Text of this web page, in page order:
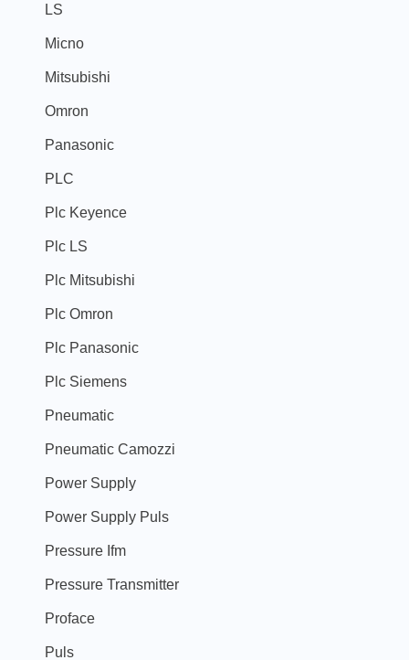
LS
Micno
Mitsubishi
Omron
Panasonic
PLC
Plc Keyence
Plc LS
Plc Mitsubishi
Plc Omron
Plc Panasonic
Plc Siemens
Pneumatic
Pneumatic Camozzi
Power Supply
Power Supply Puls
Pressure Ifm
Pressure Transmitter
Proface
Puls